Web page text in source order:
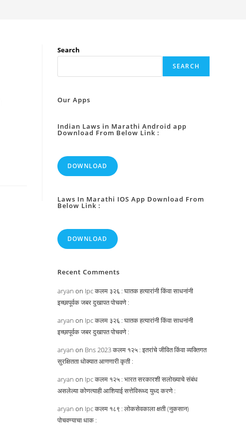
Search
SEARCH
Our Apps
Indian Laws in Marathi Android app
Download From Below Link :
DOWNLOAD
Laws In Marathi IOS App Download From
Below Link :
DOWNLOAD
Recent Comments
aryan on Ipc कलम ३२६ : घातक हत्यारांनी किंवा साधनांनी
इच्छापूर्वक जबर दुखापत पोचवणे :
aryan on Ipc कलम ३२६ : घातक हत्यारांनी किंवा साधनांनी
इच्छापूर्वक जबर दुखापत पोचवणे :
aryan on Bns 2023 कलम १२५ : इतरांचे जीवित किंवा व्यक्तिगत
सुरक्षितता धोक्यात आणणारी कृती :
aryan on Ipc कलम १२५ : भारत सरकारशी सलोख्याचे संबंध
असलेल्या कोणत्याही आशियाई सत्तेविरूध्द युध्द करणे :
aryan on Ipc कलम १८९ : लोकसेवकाला क्षती (नुकसान)
पोचवण्याचा धाक :